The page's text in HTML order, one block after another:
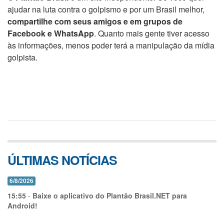
ajudar na luta contra o golpismo e por um Brasil melhor,
compartilhe com seus amigos e em grupos de
Facebook e WhatsApp. Quanto mais gente tiver acesso
às informações, menos poder terá a manipulação da mídia
golpista.
ÚLTIMAS NOTÍCIAS
6/8/2026
15:55 - Baixe o aplicativo do Plantão Brasil.NET para
Android!